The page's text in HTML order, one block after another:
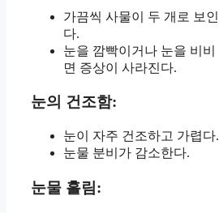
가끔씩 사물이 두 개로 보인
다.
눈을 깜빡이거나 눈을 비비
면 증상이 사라진다.
눈의 건조함:
눈이 자주 건조하고 가렵다.
눈물 분비가 감소한다.
눈물 흘림: